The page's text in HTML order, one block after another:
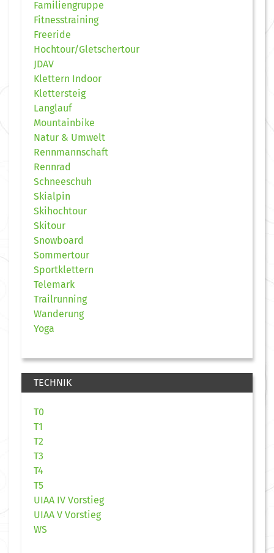
Familiengruppe
Fitnesstraining
Freeride
Hochtour/Gletschertour
JDAV
Klettern Indoor
Klettersteig
Langlauf
Mountainbike
Natur & Umwelt
Rennmannschaft
Rennrad
Schneeschuh
Skialpin
Skihochtour
Skitour
Snowboard
Sommertour
Sportklettern
Telemark
Trailrunning
Wanderung
Yoga
TECHNIK
T0
T1
T2
T3
T4
T5
UIAA IV Vorstieg
UIAA V Vorstieg
WS